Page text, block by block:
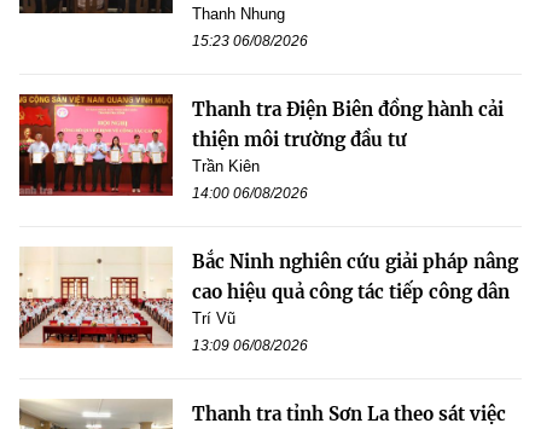
Thanh Nhung
15:23 06/08/2026
Thanh tra Điện Biên đồng hành cải
thiện môi trường đầu tư
Trần Kiên
14:00 06/08/2026
Bắc Ninh nghiên cứu giải pháp nâng
cao hiệu quả công tác tiếp công dân
Trí Vũ
13:09 06/08/2026
Thanh tra tỉnh Sơn La theo sát việc